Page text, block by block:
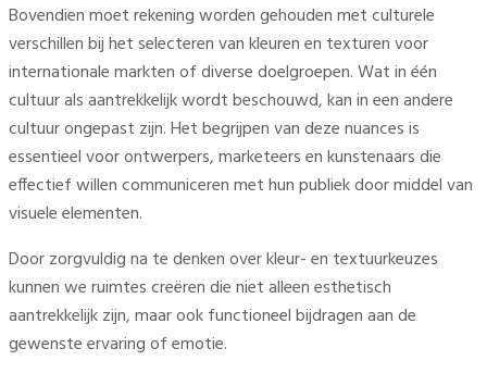
Bovendien moet rekening worden gehouden met culturele
verschillen bij het selecteren van kleuren en texturen voor
internationale markten of diverse doelgroepen. Wat in één
cultuur als aantrekkelijk wordt beschouwd, kan in een andere
cultuur ongepast zijn. Het begrijpen van deze nuances is
essentieel voor ontwerpers, marketeers en kunstenaars die
effectief willen communiceren met hun publiek door middel van
visuele elementen.
Door zorgvuldig na te denken over kleur- en textuurkeuzes
kunnen we ruimtes creëren die niet alleen esthetisch
aantrekkelijk zijn, maar ook functioneel bijdragen aan de
gewenste ervaring of emotie.